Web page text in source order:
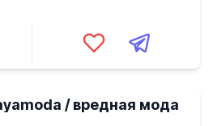
/ вредная мода